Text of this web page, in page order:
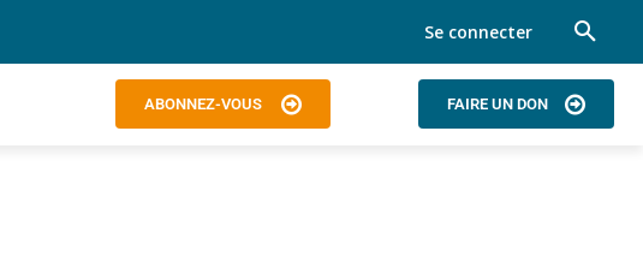
Se connecter
ABONNEZ-VOUS FAIRE UN DON